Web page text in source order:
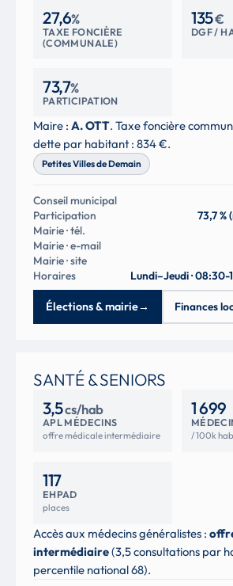
27,6%
TAXE FONCIÈRE
(COMMUNALE)
135€
DGF /
73,7%
PARTICIPATION
Maire : A. OTT. Taxe foncière
dette par habitant : 834 €.
Petites Villes de Demain
Conseil municipal
Participation
73,7 %
Mairie · tél.
Mairie · e-mail
Mairie · site
Horaires
Lundi–Jeudi · 08:30-
Élections & mairie→ Finances
SANTÉ & SENIORS
3,5cs/hab
APL MÉDECINS
offre médicale intermédiaire
1 699
/ 100k
117
EHPAD
places
Accès aux médecins généralistes :
intermédiaire(3,5 consultations par
percentile national 68).